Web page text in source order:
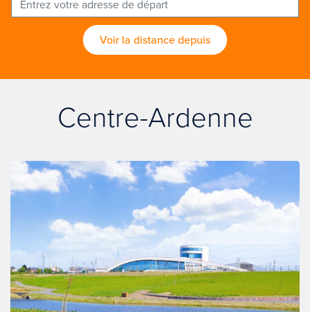
Voir la distance depuis
Centre-Ardenne